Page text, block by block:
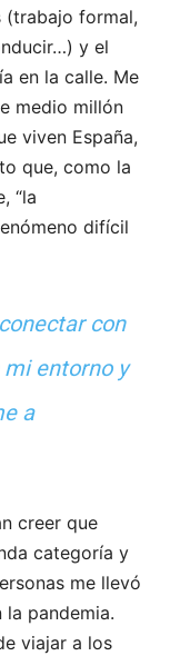
(trabajo formal,
y el
en la calle. Me
medio millón
viven España,
que, como la
“la
difícil
con
entorno y
a
creer que
categoría y
me llevó
pandemia.
viajar a los